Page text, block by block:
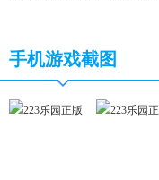
手机游戏截图